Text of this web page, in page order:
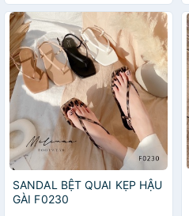
SANDAL BỆT QUAI KẸP HẬU
GÀI F0230